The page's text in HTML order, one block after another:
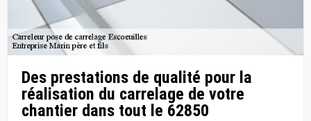
Des prestations de qualité pour la
réalisation du carrelage de votre
chantier dans tout le 62850